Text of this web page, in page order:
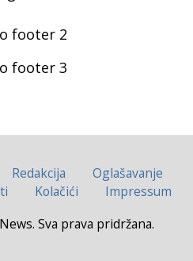
Redakcija
Oglašavanje
Kolačići
Impressum
Sva prava pridržana.